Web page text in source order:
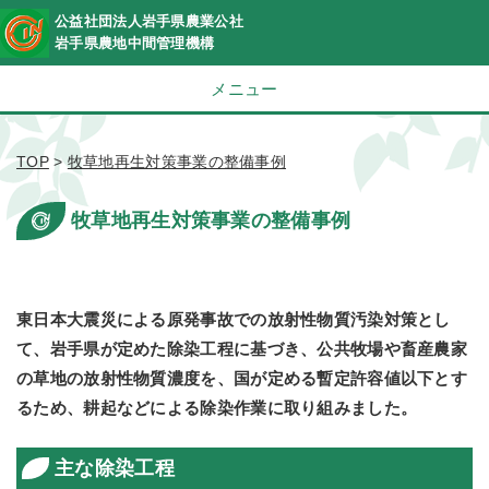
公益社団法人岩手県農業公社
岩手県農地中間管理機構
メニュー
TOP>牧草地再生対策事業の整備事例
牧草地再生対策事業の整備事例
東日本大震災による原発事故での放射性物質汚染対策とし
て、岩手県が定めた除染工程に基づき、公共牧場や畜産農家
の草地の放射性物質濃度を、国が定める暫定許容値以下とす
るため、耕起などによる除染作業に取り組みました。
主な除染工程